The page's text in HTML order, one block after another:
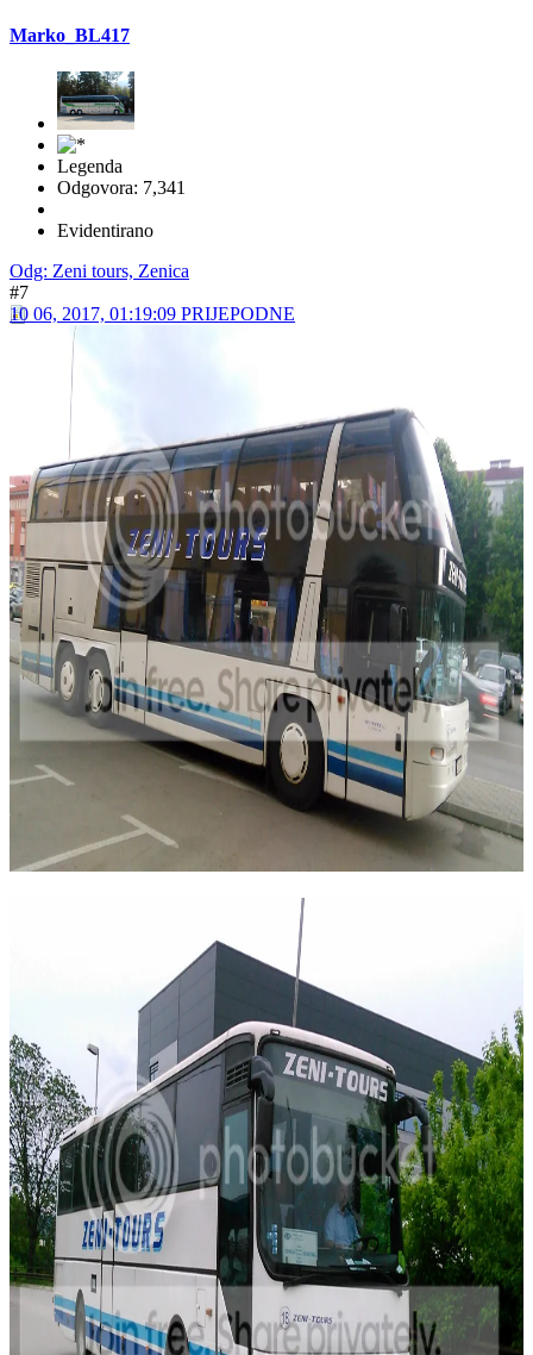
Evidentirano
06 06, 2017, 13:58:12 POSLIJEPODNE
Marko_BL417
Legenda
Odgovora: 7,341
10 06, 2017, 01:19:09 PRIJEPODNE